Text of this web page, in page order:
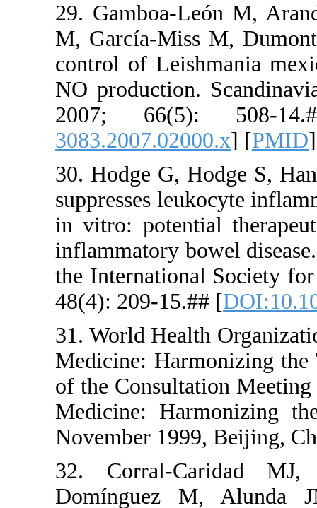
29.
M,
control of
NO
2007;
30. Hodge
in vitro:
the
48(4):
31. World
Medicine:
of the
Medicine:
November
32.